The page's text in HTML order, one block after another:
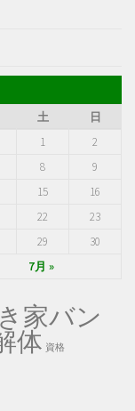
土 日
7月 »
1
2
8
9
15
16
22
23
29 30
家バン
体 資格